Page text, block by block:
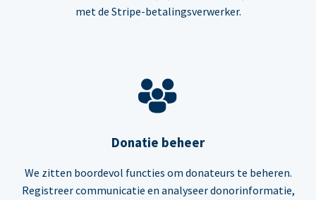
met de Stripe-betalingsverwerker.
Donatie beheer
We zitten boordevol functies om donateurs te beheren.
Registreer communicatie en analyseer donorinformatie,